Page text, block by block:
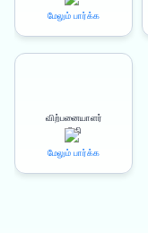
மேலும் பார்க்க
விற்பனையாளர்
நிதி
மேலும் பார்க்க